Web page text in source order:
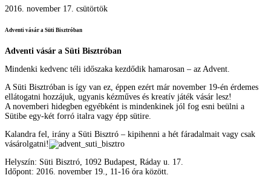
2016. november 17. csütörtök
Adventi vásár a Süti Bisztróban
Adventi vásár a Süti Bisztróban
Mindenki kedvenc téli időszaka kezdődik hamarosan – az Advent.
A Süti Bisztróban is így van ez, éppen ezért már november 19-én érdemes
ellátogatni hozzájuk, ugyanis kézműves és kreatív játék vásár lesz!
A novemberi hidegben egyébként is mindenkinek jól fog esni beülni a
Sütibe egy-két forró italra vagy épp sütire.
Kalandra fel, irány a Süti Bisztró – kipihenni a hét fáradalmait vagy csak
vásárolgatni!
Helyszín: Süti Bisztró, 1092 Budapest, Ráday u. 17.
Időpont: 2016. november 19., 11-16 óra között.